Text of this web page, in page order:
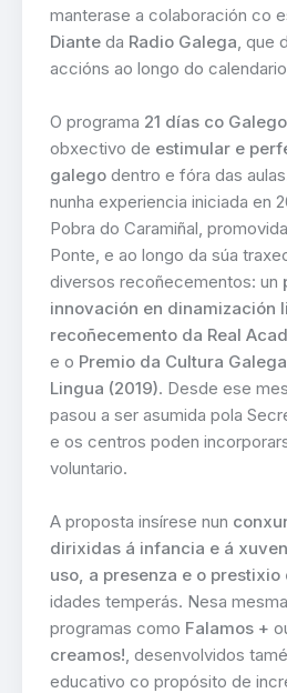
manterase a colaboración co
Diante da Radio Galega , que
accións ao longo do
O programa 21 días co
obxectivo de estimular e
galego dentro e fóra das
nunha experiencia iniciada en
Pobra do Caramiñal,
Ponte, e ao longo da súa
diversos recoñecementos: un
innovación en dinamización
recoñecemento da Real
e o Premio da Cultura
Lingua (2019). Desde ese
pasou a ser asumida pola
e os centros poden
voluntario.
A proposta insírese nun
dirixidas á infancia e á
uso, a presenza e o
idades temperás. Nesa
programas como Falamos +
creamos! , desenvolvidos
educativo co propósito de